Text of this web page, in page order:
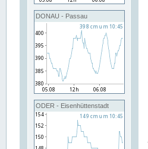
DONAU - Passau
ODER - Eisenhüttenstadt